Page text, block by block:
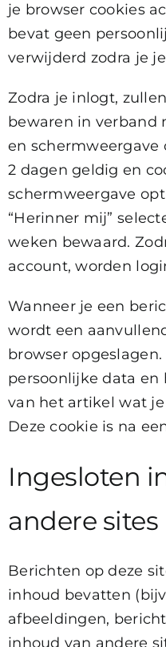
je browser cookies
bevat geen
verwijderd zodra je
Zodra je inlogt,
bewaren in verband
en schermweergave
2 dagen geldig en
schermweergave
“Herinner mij”
weken bewaard.
account, worden
Wanneer je een
wordt een
browser
persoonlijke data en
van het artikel wat
Deze cookie is na
Ingesloten
andere sites
Berichten op deze
inhoud bevatten
afbeeldingen,
inhoud van andere